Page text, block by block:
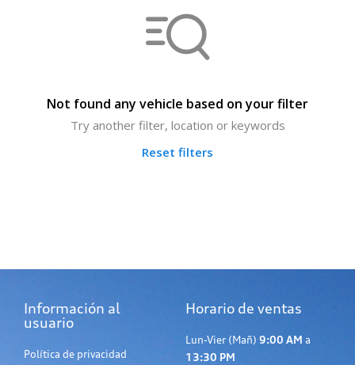
Not found any vehicle based on your filter
Try another filter, location or keywords
Reset filters
Información al
usuario
Política de privacidad
Horario de ventas
Lun-Vier (Mañ) 9:00 AM a
13:30 PM